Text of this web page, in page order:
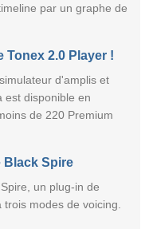
par un graphe de
Tonex 2.0 Player !
d'amplis et
est disponible en
de 220 Premium
Black Spire
un plug-in de
modes de voicing.